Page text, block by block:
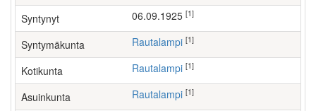
Syntynyt 06.09.1925 [1]
Syntymäkunta Rautalampi [1]
Kotikunta Rautalampi [1]
Asuinkunta Rautalampi [1]